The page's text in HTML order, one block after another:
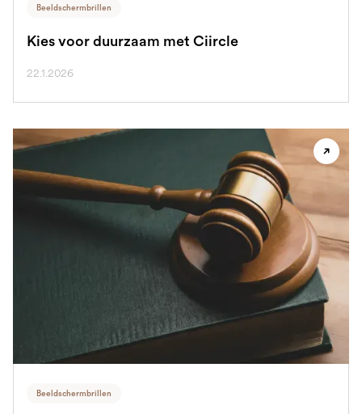
Beeldschermbrillen
Kies voor duurzaam met Ciircle
22.1.2026
Beeldschermbrillen